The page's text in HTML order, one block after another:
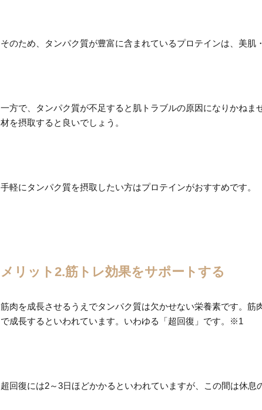
そのため、タンパク質が豊富に含まれているプロテインは、美肌
一方で、タンパク質が不足すると肌トラブルの原因になりかね
材を摂取すると良いでしょう。
手軽にタンパク質を摂取したい方はプロテインがおすすめです。
メリット2.筋トレ効果をサポートする
筋肉を成長させるうえでタンパク質は欠かせない栄養素です。
で成長するといわれています。いわゆる「超回復」です。※1
超回復には2～3日ほどかかるといわれていますが、この間は休息